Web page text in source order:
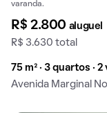
varanda.
R$ 2.800 aluguel
R$ 3.630 total
75 m² · 3 quartos · 2
Avenida Marginal